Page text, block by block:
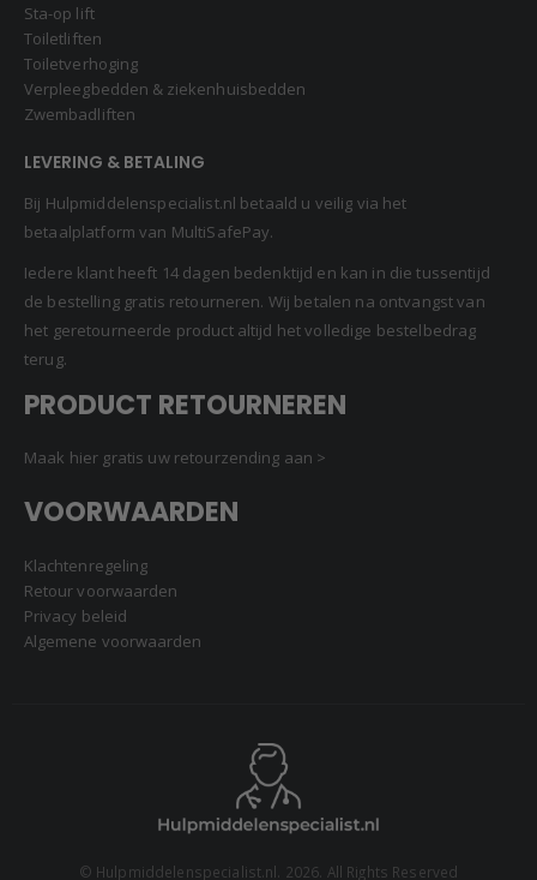
Toiletliften
Toiletverhoging
Verpleegbedden & ziekenhuisbedden
Zwembadliften
betaalplatform van MultiSafePay.
de bestelling gratis retourneren. Wij betalen na ontvangst van
het geretourneerde product altijd het volledige bestelbedrag
terug.
Retour voorwaarden
Privacy beleid
Algemene voorwaarden